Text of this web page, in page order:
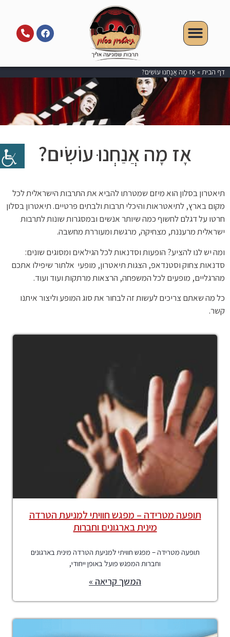
דף הבית» אָז מָה אֲנַחְנוּ עוֹשִׂים?
אָז מָה אֲנַחְנוּ עוֹשִׂים?
תיאטרון בסלון הוא מיזם שמטרתו להביא את התרבות הישראלית לכל
מקום בארץ, לתיאטראות והיכלי תרבות ולבתים פרטיים. תיאטרון בסלון
חרטו על דגלם לחשוף כמה שיותר אנשים ובמסגרות שונות לתרבות
ישראלית מרעננת, מצחיקה, מרגשת ומעוררת מחשבה.
ומה יש לנו להציע? הופעות וסדנאות לכל הגילאים ומסוגים שונים:
סדנאות צחוק וסטנדאפ, הצגות תיאטרון, מופעי אלתור שיפילו אתכם
מהרגליים, מופעים לכל המשפחה, הרצאות מרתקות ועוד ועוד.
כל מה שאתם צריכים לעשות זה לבחור את סוג המופע וליצור איתנו
קשר.
תופעה מטרידה – מפגש חוויתי למניעת הטרדה
מינית בארגונים וחברות
תופעה מטרידה – מפגש חוויתי למניעת הטרדה מינית בארגונים
וחברות המפגש פועל באופן ייחודי,
המשך קריאה »